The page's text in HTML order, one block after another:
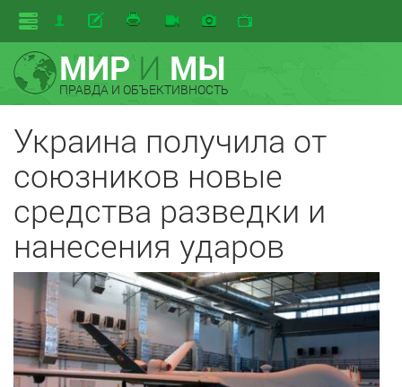
МИРИ МЫ
ПРАВДА И ОБЪЕКТИВНОСТЬ
Украина получила от
союзников новые
средства разведки и
нанесения ударов